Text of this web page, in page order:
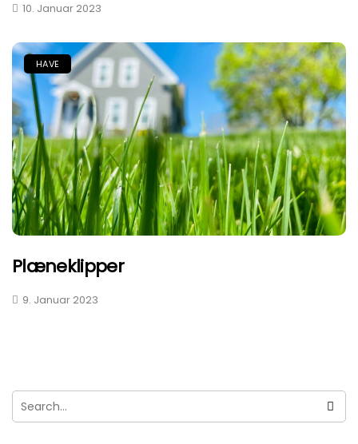
10. Januar 2023
HAVE
Plæneklipper
9. Januar 2023